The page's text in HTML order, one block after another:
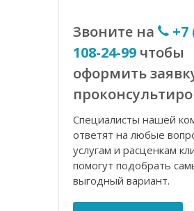
Звоните на
+7
108-24-99 чтобы
оформить
Специалисты нашей
ответят на любые
услугам и расценкам
помогут подобрать
выгодный вариант.